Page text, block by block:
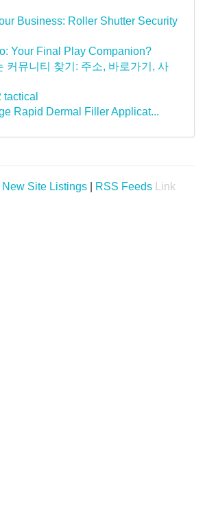
Business: Roller Shutter Security
Your Final Play Companion?
커뮤니티 찾기: 주소, 바로가기, 사
Rapid Dermal Filler Applicat...
New Site Listings RSS Feeds
Link